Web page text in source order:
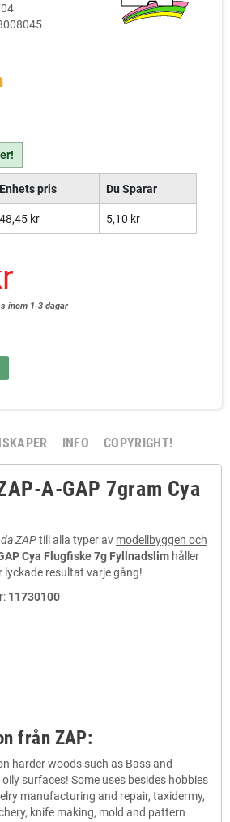
Enhets pris Du Sparar
48,45 kr 5,10 kr
inom 1-3 dagar
INFO COPYRIGHT!
A-GAP 7gram Cya
ZAPtill alla typer av modellbyggen och
Cya Flugfiske 7g Fyllnadslim håller
lyckade resultat varje gång!
11730100
från ZAP:
harder woods such as Bass and
surfaces! Some uses besides hobbies
manufacturing and repair, taxidermy,
knife making, mold and pattern